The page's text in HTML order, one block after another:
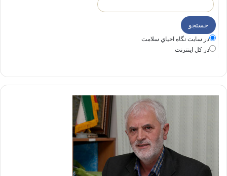
در سايت نگاه احياي سلامت
در كل اينترنت